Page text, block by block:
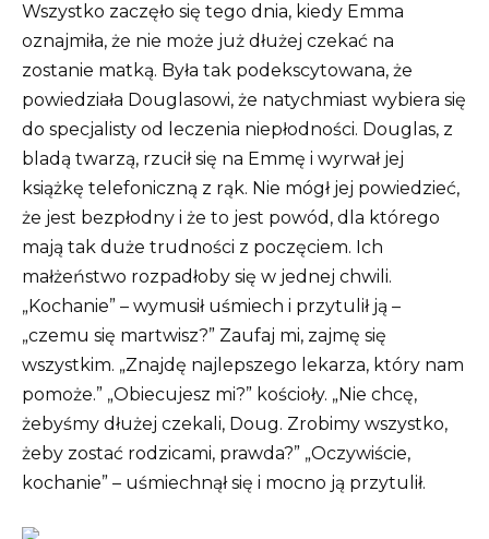
Wszystko zaczęło się tego dnia, kiedy Emma
oznajmiła, że ​​nie może już dłużej czekać na
zostanie matką. Była tak podekscytowana, że ​​
powiedziała Douglasowi, że natychmiast wybiera się
do specjalisty od leczenia niepłodności. Douglas, z
bladą twarzą, rzucił się na Emmę i wyrwał jej
książkę telefoniczną z rąk. Nie mógł jej powiedzieć,
że jest bezpłodny i że to jest powód, dla którego
mają tak duże trudności z poczęciem. Ich
małżeństwo rozpadłoby się w jednej chwili.
„Kochanie” – wymusił uśmiech i przytulił ją –
„czemu się martwisz?” Zaufaj mi, zajmę się
wszystkim. „Znajdę najlepszego lekarza, który nam
pomoże.” „Obiecujesz mi?” kościoły. „Nie chcę,
żebyśmy dłużej czekali, Doug. Zrobimy wszystko,
żeby zostać rodzicami, prawda?” „Oczywiście,
kochanie” – uśmiechnął się i mocno ją przytulił.